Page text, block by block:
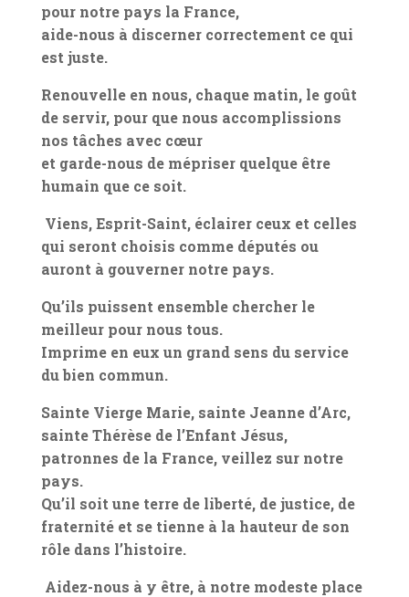
pour notre pays la France,
aide-nous à discerner correctement ce qui
est juste.
Renouvelle en nous, chaque matin, le goût
de servir, pour que nous accomplissions
nos tâches avec cœur
et garde-nous de mépriser quelque être
humain que ce soit.
Viens, Esprit-Saint, éclairer ceux et celles
qui seront choisis comme députés ou
auront à gouverner notre pays.
Qu’ils puissent ensemble chercher le
meilleur pour nous tous.
Imprime en eux un grand sens du service
du bien commun.
Sainte Vierge Marie, sainte Jeanne d’Arc,
sainte Thérèse de l’Enfant Jésus,
patronnes de la France, veillez sur notre
pays.
Qu’il soit une terre de liberté, de justice, de
fraternité et se tienne à la hauteur de son
rôle dans l’histoire.
Aidez-nous à y être, à notre modeste place